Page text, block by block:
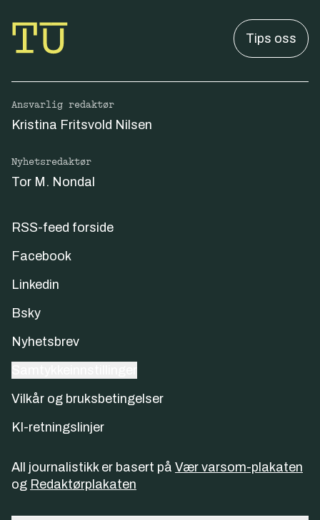
Tips oss
Ansvarlig redaktør
Kristina Fritsvold Nilsen
Nyhetsredaktør
Tor M. Nondal
RSS-feed forside
Facebook
Linkedin
Bsky
Nyhetsbrev
Vilkår og bruksbetingelser
KI-retningslinjer
All journalistikk er basert på Vær varsom-plakaten
og Redaktørplakaten